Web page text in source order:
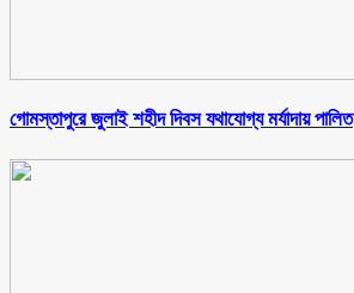
গোমস্তাপুরে জুলাই শহীদ দিবস যথাযোগ্য মর্যাদায় পালিত